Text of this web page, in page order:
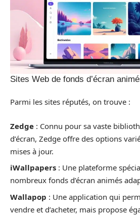
Sites Web de fonds d’écran
Parmi les sites réputés, on trouve :
Zedge : Connu pour sa vaste
d’écran, Zedge offre des options
mises à jour.
iWallpapers : Une plateforme
nombreux fonds d’écran animés
Wallapop : Une application qui
vendre et d’acheter, mais propose